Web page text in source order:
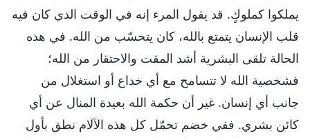
يملكوا كملوكٍ. قد يقول المرء إنه في الوقت الذي كان فيه
قلب الإنسان يتمتع بالله، كان يتحسّب من الله. في هذه
الحالة تلقى البشرية أشد المقت والاحتقار من الله؛
فشخصية الله لا تتسامح مع أي خداع أو استغلال من
جانب أي إنسان. غير أن حكمة الله بعيدة المنال عن أي
كائن بشري. ففي خضم تحمّل كل هذه الآلام نطق بأول